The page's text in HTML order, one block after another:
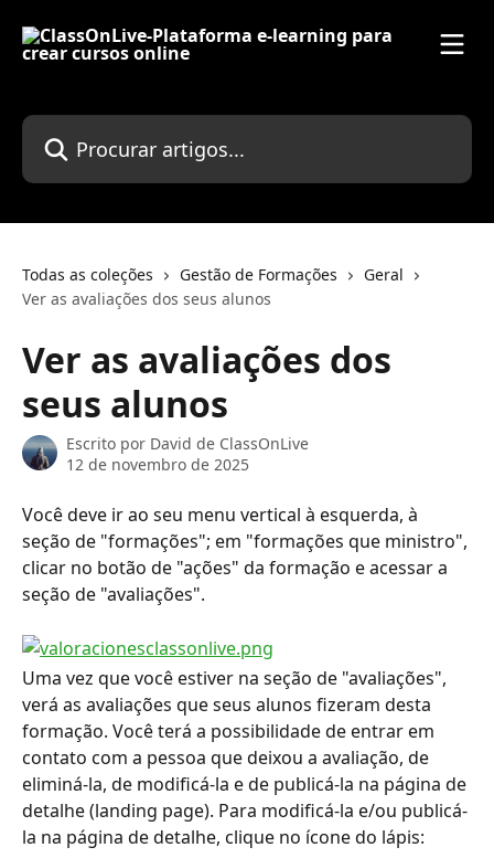
Procurar artigos...
Todas as coleções Gestão de Formações
Geral
Ver as avaliações dos seus alunos
Ver as avaliações dos
seus alunos
Escrito por David de ClassOnLive
12 de novembro de 2025
Você deve ir ao seu menu vertical à esquerda, à
seção de "formações"; em "formações que ministro",
clicar no botão de "ações" da formação e acessar a
seção de "avaliações".
Uma vez que você estiver na seção de "avaliações",
verá as avaliações que seus alunos fizeram desta
formação. Você terá a possibilidade de entrar em
contato com a pessoa que deixou a avaliação, de
eliminá-la, de modificá-la e de publicá-la na página de
detalhe (landing page). Para modificá-la e/ou publicá-
la na página de detalhe, clique no ícone do lápis: